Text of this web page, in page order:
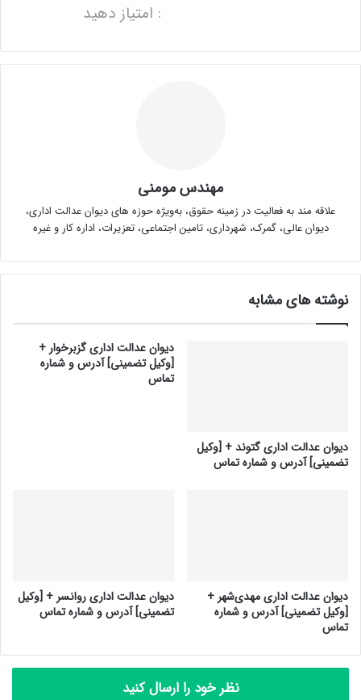
: امتیاز دهید
مهندس مومنی
علاقه مند به فعالیت در زمینه حقوق، به‌ویژه حوزه های دیوان عدالت اداری،
دیوان عالی، گمرک، شهرداری، تامین اجتماعی، تعزیرات، اداره کار و غیره
نوشته های مشابه
دیوان عدالت اداری گتوند + [وکیل
تضمینی] آدرس و شماره تماس
دیوان عدالت اداری گزبرخوار +
[وکیل تضمینی] آدرس و شماره
تماس
دیوان عدالت اداری مهدی‌شهر +
[وکیل تضمینی] آدرس و شماره
تماس
دیوان عدالت اداری روانسر + [وکیل
تضمینی] آدرس و شماره تماس
نظر خود را ارسال کنید